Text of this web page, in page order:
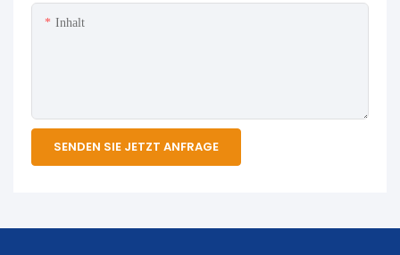
Inhalt
SENDEN SIE JETZT ANFRAGE